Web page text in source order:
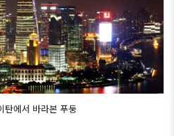
탄에서 바라본 푸둥